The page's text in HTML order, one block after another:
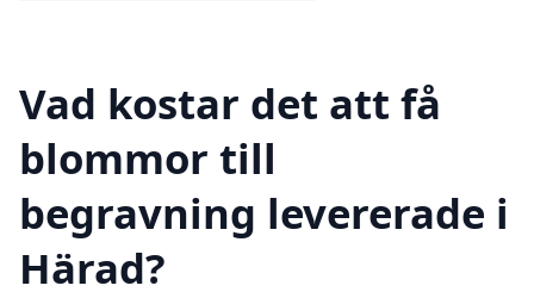
Vad kostar det att få
blommor till
begravning levererade i
Härad?